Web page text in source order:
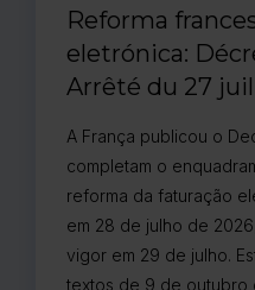
Reforma
eletrónica:
Arrêté du 27
A França publicou o
completam o
reforma da faturação
em 28 de julho de
vigor em 29 de julho.
textos de 9 de outubro